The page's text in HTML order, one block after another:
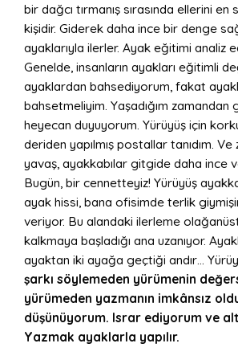
bir dağcı tırmanış sırasında ellerini en
kişidir. Giderek daha ince bir denge
ayaklarıyla ilerler. Ayak eğitimi analiz
Genelde, insanların ayakları eğitimli
ayaklardan bahsediyorum, fakat
bahsetmeliyim. Yaşadığım zamandan
heyecan duyuyorum. Yürüyüş için
deriden yapılmış postallar tanıdım.
yavaş, ayakkabılar gitgide daha ince
Bugün, bir cennetteyiz! Yürüyüş
ayak hissi, bana ofisimde terlik
veriyor. Bu alandaki ilerleme
kalkmaya başladığı ana uzanıyor.
ayaktan iki ayağa geçtiği andır…
şarkı söylemeden yürümenin
yürümeden yazmanın imkânsız
düşünüyorum. Israr ediyorum ve
Yazmak ayaklarla yapılır.